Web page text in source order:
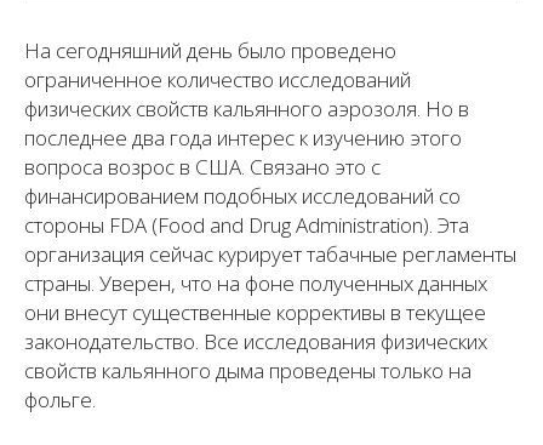
На сегодняшний день было проведено
ограниченное количество исследований
физических свойств кальянного аэрозоля. Но в
последнее два года интерес к изучению этого
вопроса возрос в США. Связано это с
финансированием подобных исследований со
стороны FDA (Food and Drug Administration). Эта
организация сейчас курирует табачные регламенты
страны. Уверен, что на фоне полученных данных
они внесут существенные коррективы в текущее
законодательство. Все исследования физических
свойств кальянного дыма проведены только на
фольге.